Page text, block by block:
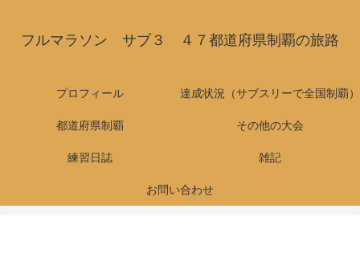
フルマラソン サブ３ ４７都道府県制覇の旅路
プロフィール 達成状況（サブスリーで全国制覇）
都道府県制覇 その他の大会
練習日誌 雑記
お問い合わせ